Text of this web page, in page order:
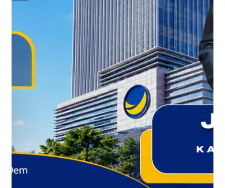
modus OTT KPK berubah
parawisata
Pendidikan
Reviews
Sepakbola
Software
Sosok
Sport
Technology
Teknologi
Teknologi & Bisnis